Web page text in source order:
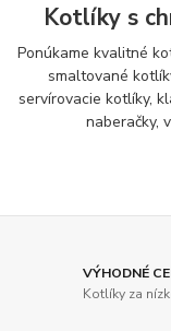
Kotlíky s
Ponúkame kvalitné
smaltované
servírovacie kotlíky,
naberačky,
VÝHODNÉ
Kotlíky za